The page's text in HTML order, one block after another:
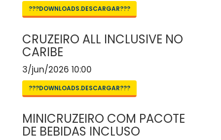
???DOWNLOADS.DESCARGAR???
CRUZEIRO ALL INCLUSIVE NO
CARIBE
3/jun/2026 10:00
???DOWNLOADS.DESCARGAR???
MINICRUZEIRO COM PACOTE
DE BEBIDAS INCLUSO